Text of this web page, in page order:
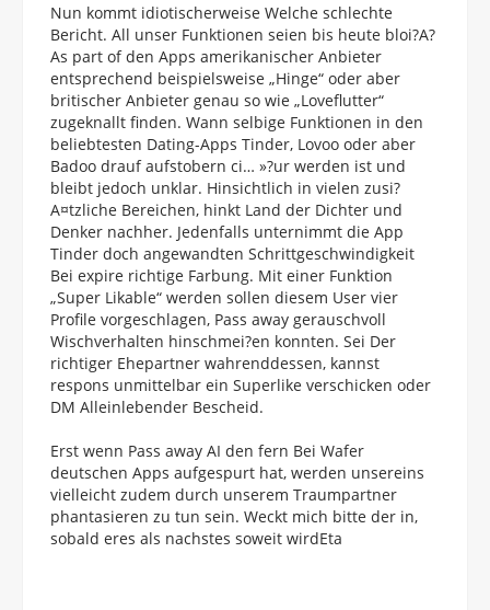
Nun kommt idiotischerweise Welche schlechte
Bericht. All unser Funktionen seien bis heute bloi?A?
As part of den Apps amerikanischer Anbieter
entsprechend beispielsweise „Hinge“ oder aber
britischer Anbieter genau so wie „Loveflutter“
zugeknallt finden. Wann selbige Funktionen in den
beliebtesten Dating-Apps Tinder, Lovoo oder aber
Badoo drauf aufstobern ci… »?ur werden ist und
bleibt jedoch unklar. Hinsichtlich in vielen zusi?
A¤tzliche Bereichen, hinkt Land der Dichter und
Denker nachher. Jedenfalls unternimmt die App
Tinder doch angewandten Schrittgeschwindigkeit
Bei expire richtige Farbung. Mit einer Funktion
„Super Likable“ werden sollen diesem User vier
Profile vorgeschlagen, Pass away gerauschvoll
Wischverhalten hinschmei?en konnten. Sei Der
richtiger Ehepartner wahrenddessen, kannst
respons unmittelbar ein Superlike verschicken oder
DM Alleinlebender Bescheid.
Erst wenn Pass away AI den fern Bei Wafer
deutschen Apps aufgespurt hat, werden unsereins
vielleicht zudem durch unserem Traumpartner
phantasieren zu tun sein. Weckt mich bitte der in,
sobald eres als nachstes soweit wirdEta